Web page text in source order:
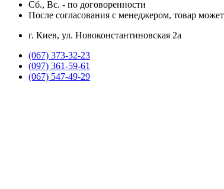
Сб., Вс. - по договоренности
После согласования с менеджером, товар
г. Киев, ул. Новоконстантиновская 2а
(067) 373-32-23
(097) 361-59-61
(067) 547-49-29